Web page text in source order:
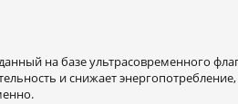
на базе ультрасовременного
и снижает энергопотребление,